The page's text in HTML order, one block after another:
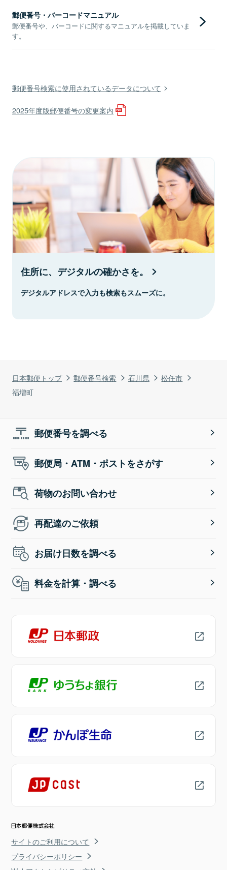
日本郵便トップ 郵便番号検索 石川県
松任市
福増町
郵便番号・バーコードマニュアル
郵便番号や、バーコードに関するマニュアルを掲載していま
す。
郵便番号検索に使用されているデータについて
2025年度版郵便番号の変更案内
住所に、デジタルの確かさを。
デジタルアドレスで入力も検索もスムーズに。
郵便番号を調べる
郵便局・ATM・ポストをさがす
荷物のお問い合わせ
再配達のご依頼
お届け日数を調べる
料金を計算・調べる
サイトのご利用について
プライバシーポリシー